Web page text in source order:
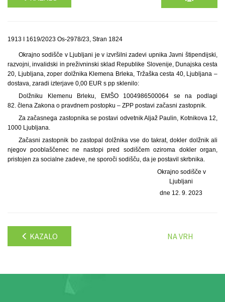
1913 I 1619/2023 Os-2978/23, Stran 1824
Okrajno sodišče v Ljubljani je v izvršilni zadevi upnika Javni štipendijski,
razvojni, invalidski in preživninski sklad Republike Slovenije, Dunajska cesta
20, Ljubljana, zoper dolžnika Klemena Brleka, Tržaška cesta 40, Ljubljana –
dostava, zaradi izterjave 0,00 EUR s pp sklenilo:
Dolžniku Klemenu Brleku, EMŠO 1004986500064 se na podlagi
82. člena Zakona o pravdnem postopku – ZPP postavi začasni zastopnik.
Za začasnega zastopnika se postavi odvetnik Aljaž Paulin, Kotnikova 12,
1000 Ljubljana.
Začasni zastopnik bo zastopal dolžnika vse do takrat, dokler dolžnik ali
njegov pooblaščenec ne nastopi pred sodiščem oziroma dokler organ,
pristojen za socialne zadeve, ne sporoči sodišču, da je postavil skrbnika.
Okrajno sodišče v
Ljubljani
dne 12. 9. 2023
KAZALO NA VRH